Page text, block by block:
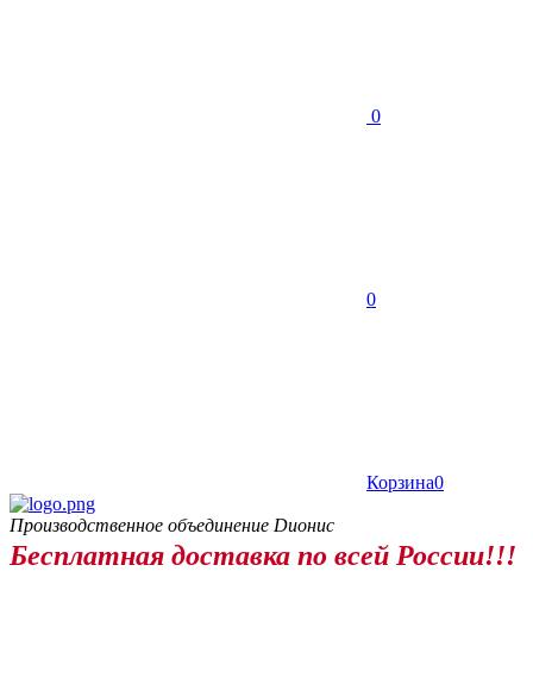
0
0
Корзина0
Производственное объединение Dионис
Бесплатная доставка по всей России!!!